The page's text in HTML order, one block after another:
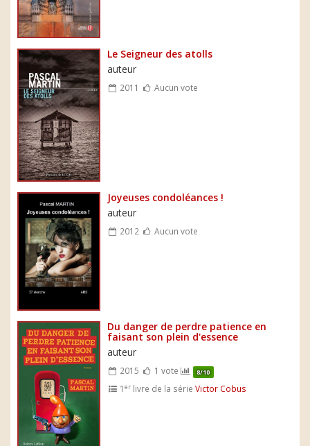
Le Seigneur des atolls
auteur
2011 Aucun vote
Joyeuses condoléances !
auteur
2012 Aucun vote
Du danger de perdre patience en
faisant son plein d'essence
auteur
2015 1 vote 8/10
1er livre de la sérieVictor Cobus